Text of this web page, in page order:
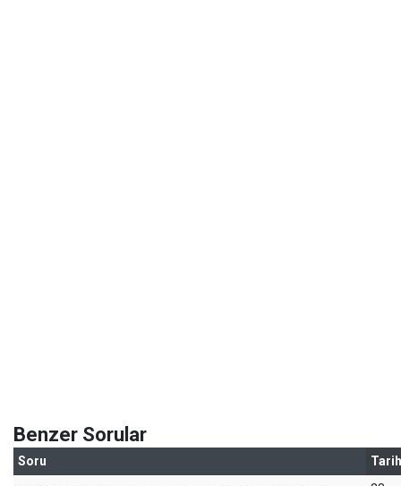
Benzer Sorular
Soru Tarih